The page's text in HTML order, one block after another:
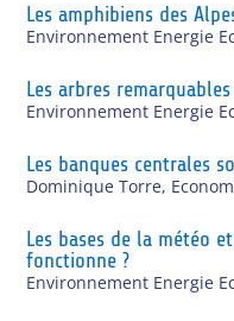
Les amphibiens des
Environnement Energie
Les arbres
Environnement Energie
Les banques centrales
Dominique Torre,
Les bases de la météo
fonctionne ?
Environnement Energie